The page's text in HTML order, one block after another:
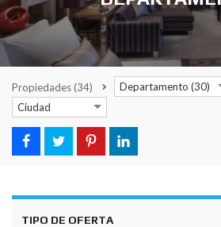
Propiedades(34)
Departamento (30)
Ciudad
TIPO DE OFERTA